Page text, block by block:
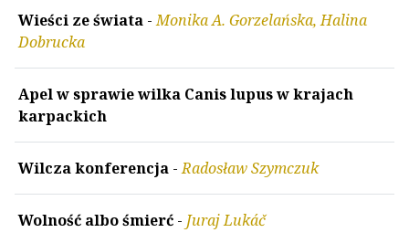
Wieści ze świata -Monika A. Gorzelańska, Halina
Dobrucka
Apel w sprawie wilka Canis lupus w krajach
karpackich
Wilcza konferencja -Radosław Szymczuk
Wolność albo śmierć - Juraj Lukáč